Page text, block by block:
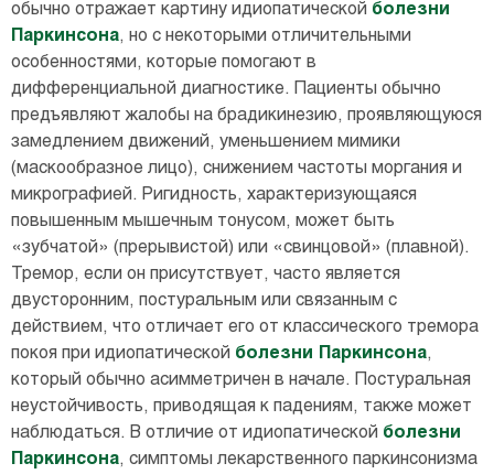
обычно отражает картину идиопатической болезни
Паркинсона, но с некоторыми отличительными
особенностями, которые помогают в
дифференциальной диагностике. Пациенты обычно
предъявляют жалобы на брадикинезию, проявляющуюся
замедлением движений, уменьшением мимики
(маскообразное лицо), снижением частоты моргания и
микрографией. Ригидность, характеризующаяся
повышенным мышечным тонусом, может быть
«зубчатой» (прерывистой) или «свинцовой» (плавной).
Тремор, если он присутствует, часто является
двусторонним, постуральным или связанным с
действием, что отличает его от классического тремора
покоя при идиопатической болезни Паркинсона,
который обычно асимметричен в начале. Постуральная
неустойчивость, приводящая к падениям, также может
наблюдаться. В отличие от идиопатической болезни
Паркинсона, симптомы лекарственного паркинсонизма